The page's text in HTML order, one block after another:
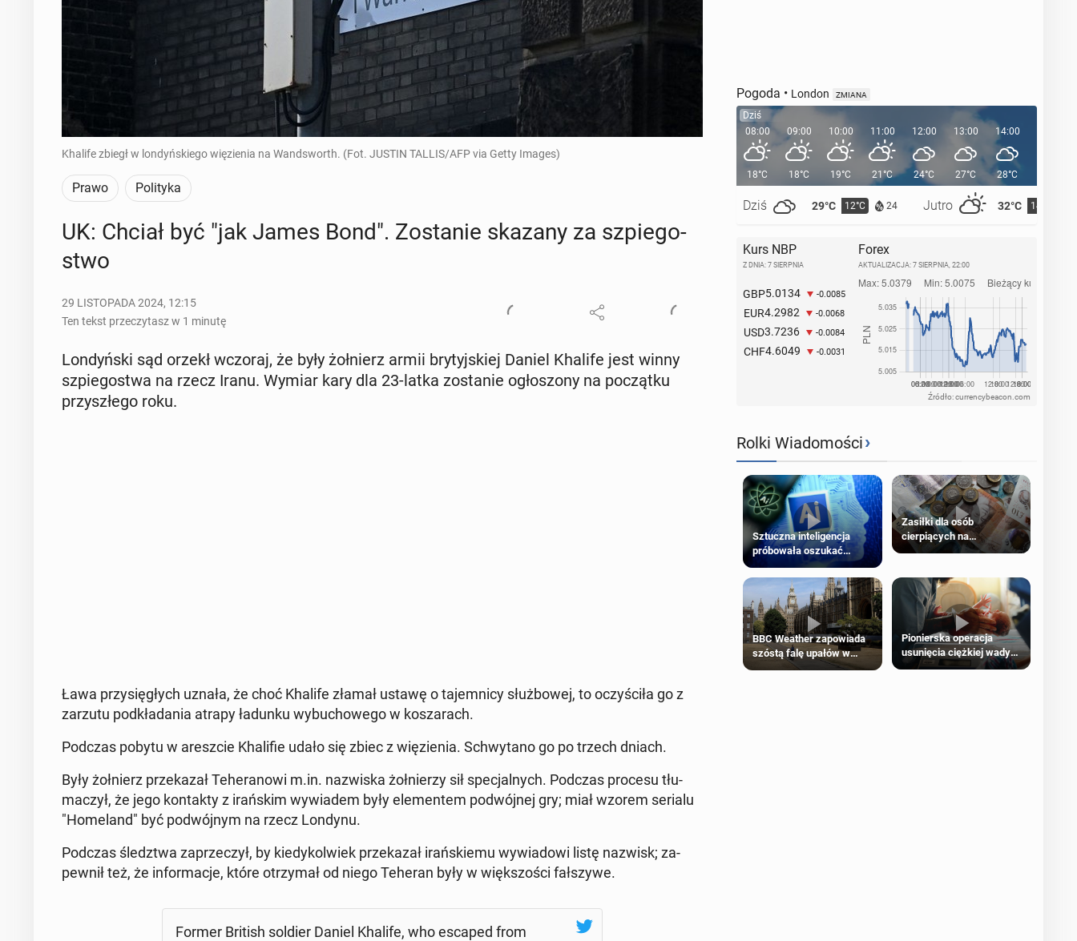
Khalife zbiegł w londyńskiego więzienia na Wandsworth. (Fot. JUSTIN TALLIS/AFP via Getty Images)
Prawo Polityka
UK: Chciał być "jak James Bond". Zo­sta­nie skazany za szpie­go­
stwo
29 LISTOPADA 2024, 12:15
Ten tekst przeczytasz w 1 minutę
Lon­dyń­ski sąd orzekł wczoraj, że były żoł­nierz armii bry­tyj­skiej Daniel Khalife jest winny
szpie­go­stwa na rzecz Iranu. Wymiar kary dla 23-latka zo­sta­nie ogło­szo­ny na po­cząt­ku
przy­szłe­go roku.
Ława przy­się­głych uznała, że choć Khalife złamał ustawę o ta­jem­ni­cy służ­bo­wej, to oczy­ści­ła go z
zarzutu pod­kła­da­nia atrapy ładunku wy­bu­cho­we­go w ko­sza­rach.
Podczas pobytu w aresz­cie Kha­li­fie udało się zbiec z wię­zie­nia. Schwy­ta­no go po trzech dniach.
Były żoł­nierz prze­ka­zał Te­he­ra­no­wi m.in. na­zwi­ska żoł­nie­rzy sił spe­cjal­nych. Podczas procesu tłu­
ma­czył, że jego kon­tak­ty z irań­skim wy­wia­dem były ele­men­tem po­dwój­nej gry; miał wzorem serialu
"Ho­me­land" być po­dwój­nym na rzecz Londynu.
Podczas śledz­twa za­prze­czył, by kie­dy­kol­wiek prze­ka­zał irań­skie­mu wy­wia­do­wi listę nazwisk; za­
pew­nił też, że in­for­ma­cje, które otrzy­mał od niego Teheran były w więk­szo­ści fał­szy­we.
Former British soldier Daniel Khalife, who escaped from
Pogoda • London ZMIANA
Dziś
08:00
18°C
Dziś 29°C 12°C 24 Jutro 32°C 14°C
09:00
18°C
10:00
19°C
11:00
21°C
12:00
24°C
13:00
27°C
14:00
28°C
Kurs NBP
Z DNIA: 7 SIERPNIA
GBP5.0134 -0.0085
EUR4.2982 -0.0068
USD3.7236 -0.0084
CHF4.6049 -0.0031
Forex
AKTUALIZACJA: 7 SIERPNIA, 22:00
Źródło: currencybeacon.com
Rolki Wiadomości›
Sztuczna inteligencja
próbowała oszukać
człowieka
Zasiłki dla osób
cierpiących na
schorzenia psychiczne
BBC Weather zapowiada
szóstą falę upałów w
Londynie
Pionierska operacja
usunięcia ciężkiej wady
wrodzonej płodu w łonie